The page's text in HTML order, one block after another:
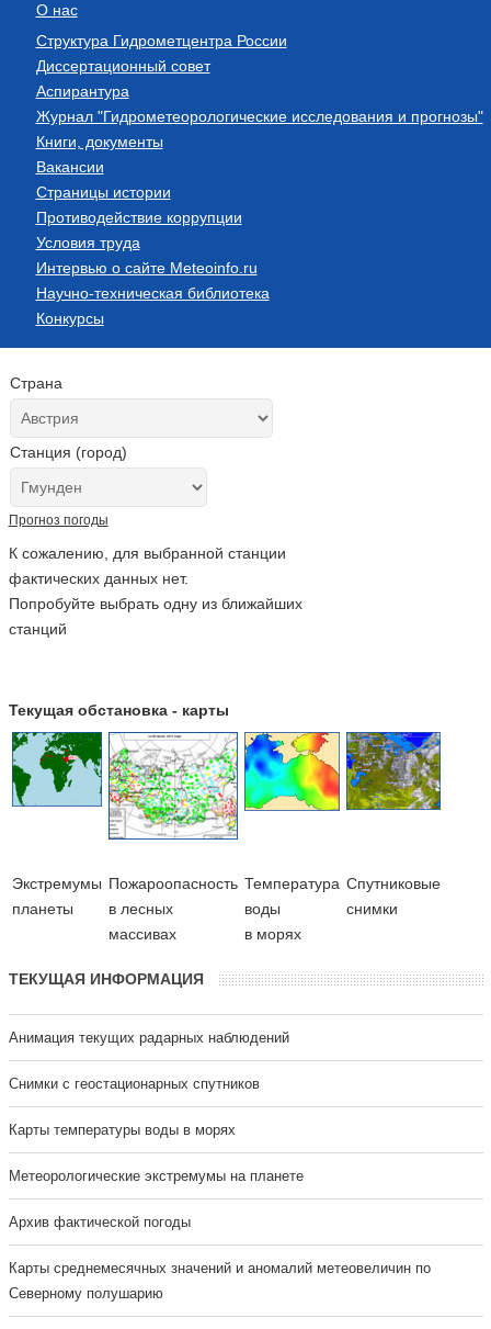
О нас
Структура Гидрометцентра России
Диссертационный совет
Аспирантура
Журнал "Гидрометеорологические исследования и прогнозы"
Книги, документы
Вакансии
Страницы истории
Противодействие коррупции
Условия труда
Интервью о сайте Meteoinfo.ru
Научно-техническая библиотека
Конкурсы
Страна
Станция (город)
Прогноз погоды
К сожалению, для выбранной станции
фактических данных нет.
Попробуйте выбрать одну из ближайших
станций
Текущая обстановка - карты
Экстремумы
планеты
Пожароопасность
в лесных
массивах
Температура
воды
в морях
Cпутниковые
снимки
ТЕКУЩАЯ ИНФОРМАЦИЯ
Анимация текущих радарных наблюдений
Cнимки с геостационарных спутников
Карты температуры воды в морях
Метеорологические экстремумы на планете
Архив фактической погоды
Карты среднемесячных значений и аномалий метеовеличин по
Северному полушарию